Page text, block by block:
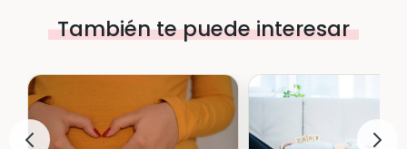
También te puede interesar